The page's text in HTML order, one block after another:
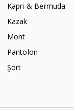
Kapri & Bermuda
Kazak
Mont
Pantolon
Şort